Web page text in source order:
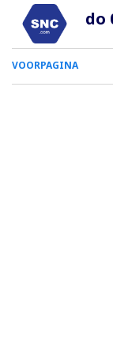
do
0
Smartphone
VOORPAGINA